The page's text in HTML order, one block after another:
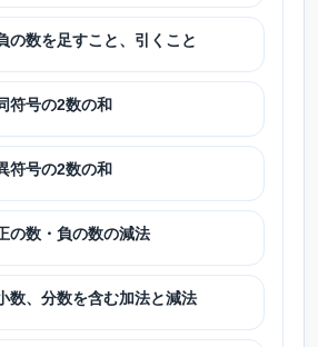
の数を足すこと、引くこと
符号の2数の和
符号の2数の和
の数・負の数の減法
数、分数を含む加法と減法